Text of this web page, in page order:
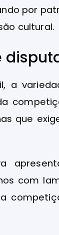
por
cultural.
a
que
com